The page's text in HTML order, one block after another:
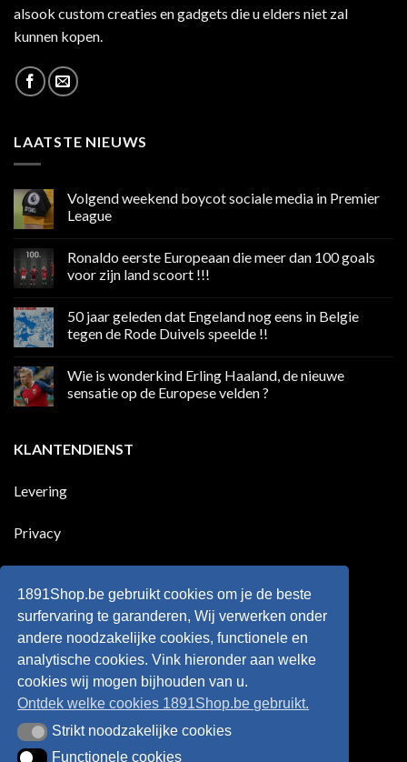
alsook custom creaties en gadgets die u elders niet zal
kunnen kopen.
LAATSTE NIEUWS
Volgend weekend boycot sociale media in Premier
League
op
weekend
media
in
Premier
Ronaldo eerste Europeaan die meer dan 100 goals
voor zijn land scoort !!!
op
Ronaldo
eerste
meer
100
land
scoort
50 jaar geleden dat Engeland nog eens in Belgie
tegen de Rode Duivels speelde !!
op
jaar
nog
eens
tegen
Wie is wonderkind Erling Haaland, de nieuwe
sensatie op de Europese velden ?
Wie
is
Haaland,
Europese
KLANTENDIENST
Levering
Privacy
Retourneren
Algemene voorwaarden
1891Shop.be gebruikt cookies om je de beste
surfervaring te garanderen, Wij verwerken onder
andere noodzakelijke cookies, functionele en
analytische cookies. Vink hieronder aan welke
cookies wij mogen bijhouden van u.
Ontdek welke cookies 1891Shop.be gebruikt.
Strikt noodzakelijke cookies
Strikt noodzakelijke cookies
Functionele cookies